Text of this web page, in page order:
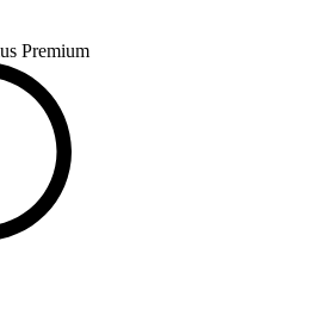
Premium